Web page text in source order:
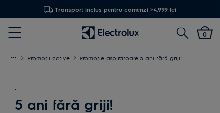
Transport inclus pentru comenzi >4.999 lei
Menu
Cautare0
Promoţii active Promoţie aspiratoare 5 ani fără griji!
.
5 ani fără griji!